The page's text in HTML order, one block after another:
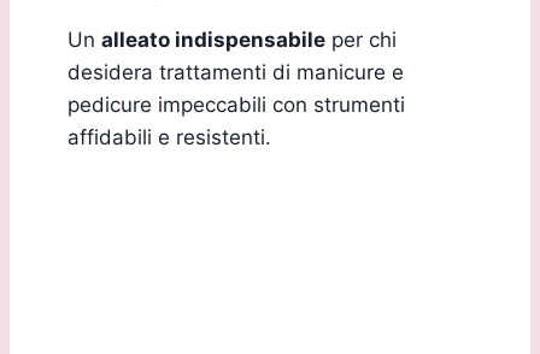
Un alleato indispensabile per chi
desidera trattamenti di manicure e
pedicure impeccabili con strumenti
affidabili e resistenti.